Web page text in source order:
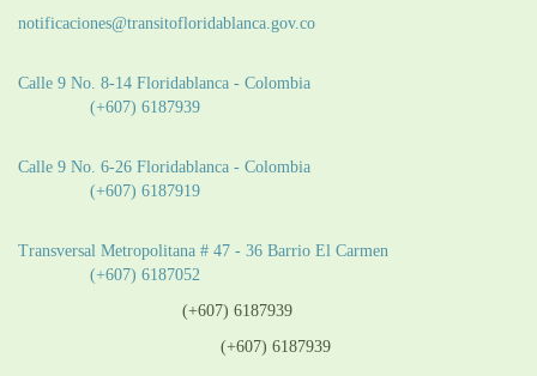
notificaciones@transitofloridablanca.gov.co
Calle 9 No. 8-14 Floridablanca - Colombia
(+607) 6187939
Calle 9 No. 6-26 Floridablanca - Colombia
(+607) 6187919
Transversal Metropolitana # 47 - 36 Barrio El Carmen
(+607) 6187052
(+607) 6187939
(+607) 6187939